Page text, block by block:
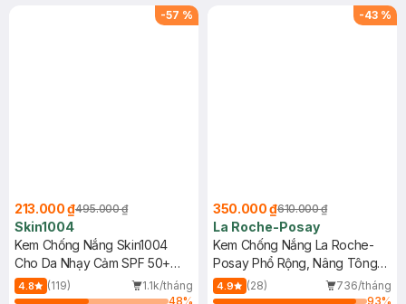
-57 %
213.000 ₫495.000 ₫
Skin1004
Kem Chống Nắng Skin1004
Cho Da Nhạy Cảm SPF 50+
50ml
4.8 (119)
1.1k/tháng
48%
-43 %
350.000 ₫610.000 ₫
La Roche-Posay
Kem Chống Nắng La Roche-
Posay Phổ Rộng, Nâng Tông
Kiềm Dầu 50ml
4.9 (28)
736/tháng
93%